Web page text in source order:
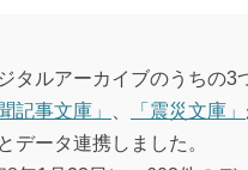
タルアーカイブのうちの3
記事文庫」 「震災文庫」
データ連携しました。